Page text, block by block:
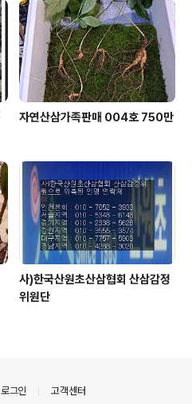
자연산삼가족판매 004호 750만
사)한국산원초산삼협회 산삼감정
위원단
로그인 고객센터